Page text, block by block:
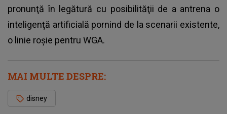
pronunţă în legătură cu posibilităţii de a antrena o
inteligenţă artificială pornind de la scenarii existente,
o linie roşie pentru WGA.
MAI MULTE DESPRE:
disney